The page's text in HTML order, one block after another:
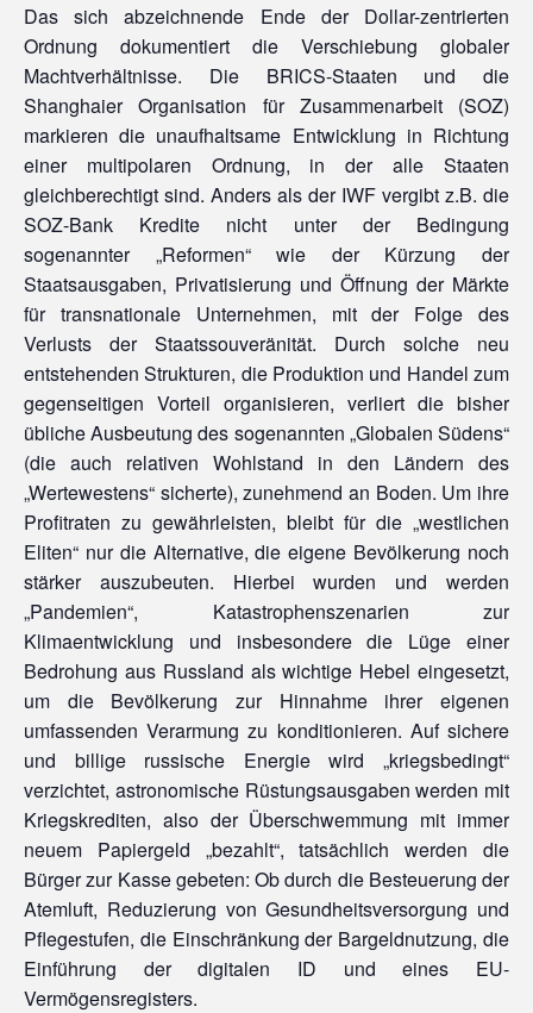
Das sich abzeichnende Ende der Dollar-zentrierten
Ordnung dokumentiert die Verschiebung globaler
Machtverhältnisse. Die BRICS-Staaten und die
Shanghaier Organisation für Zusammenarbeit (SOZ)
markieren die unaufhaltsame Entwicklung in Richtung
einer multipolaren Ordnung, in der alle Staaten
gleichberechtigt sind. Anders als der IWF vergibt z.B. die
SOZ-Bank Kredite nicht unter der Bedingung
sogenannter „Reformen“ wie der Kürzung der
Staatsausgaben, Privatisierung und Öffnung der Märkte
für transnationale Unternehmen, mit der Folge des
Verlusts der Staatssouveränität. Durch solche neu
entstehenden Strukturen, die Produktion und Handel zum
gegenseitigen Vorteil organisieren, verliert die bisher
übliche Ausbeutung des sogenannten „Globalen Südens“
(die auch relativen Wohlstand in den Ländern des
„Wertewestens“ sicherte), zunehmend an Boden. Um ihre
Profitraten zu gewährleisten, bleibt für die „westlichen
Eliten“ nur die Alternative, die eigene Bevölkerung noch
stärker auszubeuten. Hierbei wurden und werden
„Pandemien“, Katastrophenszenarien zur
Klimaentwicklung und insbesondere die Lüge einer
Bedrohung aus Russland als wichtige Hebel eingesetzt,
um die Bevölkerung zur Hinnahme ihrer eigenen
umfassenden Verarmung zu konditionieren. Auf sichere
und billige russische Energie wird „kriegsbedingt“
verzichtet, astronomische Rüstungsausgaben werden mit
Kriegskrediten, also der Überschwemmung mit immer
neuem Papiergeld „bezahlt“, tatsächlich werden die
Bürger zur Kasse gebeten: Ob durch die Besteuerung der
Atemluft, Reduzierung von Gesundheitsversorgung und
Pflegestufen, die Einschränkung der Bargeldnutzung, die
Einführung der digitalen ID und eines EU-
Vermögensregisters.